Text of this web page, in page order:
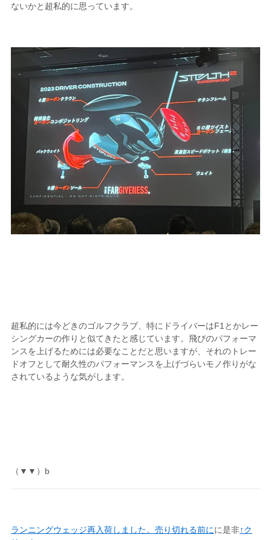
ないかと超私的に思っています。
超私的には今どきのゴルフクラブ、特にドライバーはF1とかレー
シングカーの作りと似てきたと感じています。飛びのパフォーマ
ンスを上げるためには必要なことだと思いますが、それのトレー
ドオフとして耐久性のパフォーマンスを上げづらいモノ作りがな
されているような気がします。
（▼▼）b
ランニングウェッジ再入荷しました。売り切れる前にに是非↑ク